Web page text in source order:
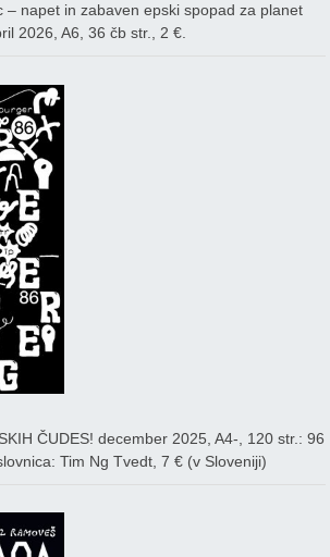
– napet in zabaven epski spopad za planet
2026, A6, 36 čb str., 2 €.
ČUDES! december 2025, A4-, 120 str.: 96
Tim Ng Tvedt, 7 € (v Sloveniji)